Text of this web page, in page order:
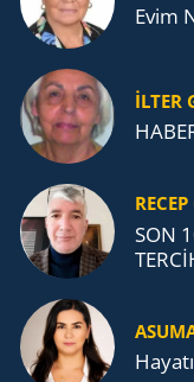
Evim
İLTER
SON